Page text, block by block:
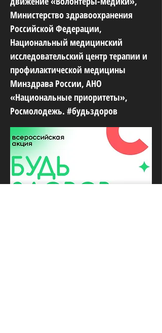
Министерство здравоохранения
Российской Федерации,
Национальный медицинский
исследовательский центр терапии и
профилактической медицины
Минздрава России, АНО
«Национальные приоритеты»,
Росмолодежь. #будьздоров